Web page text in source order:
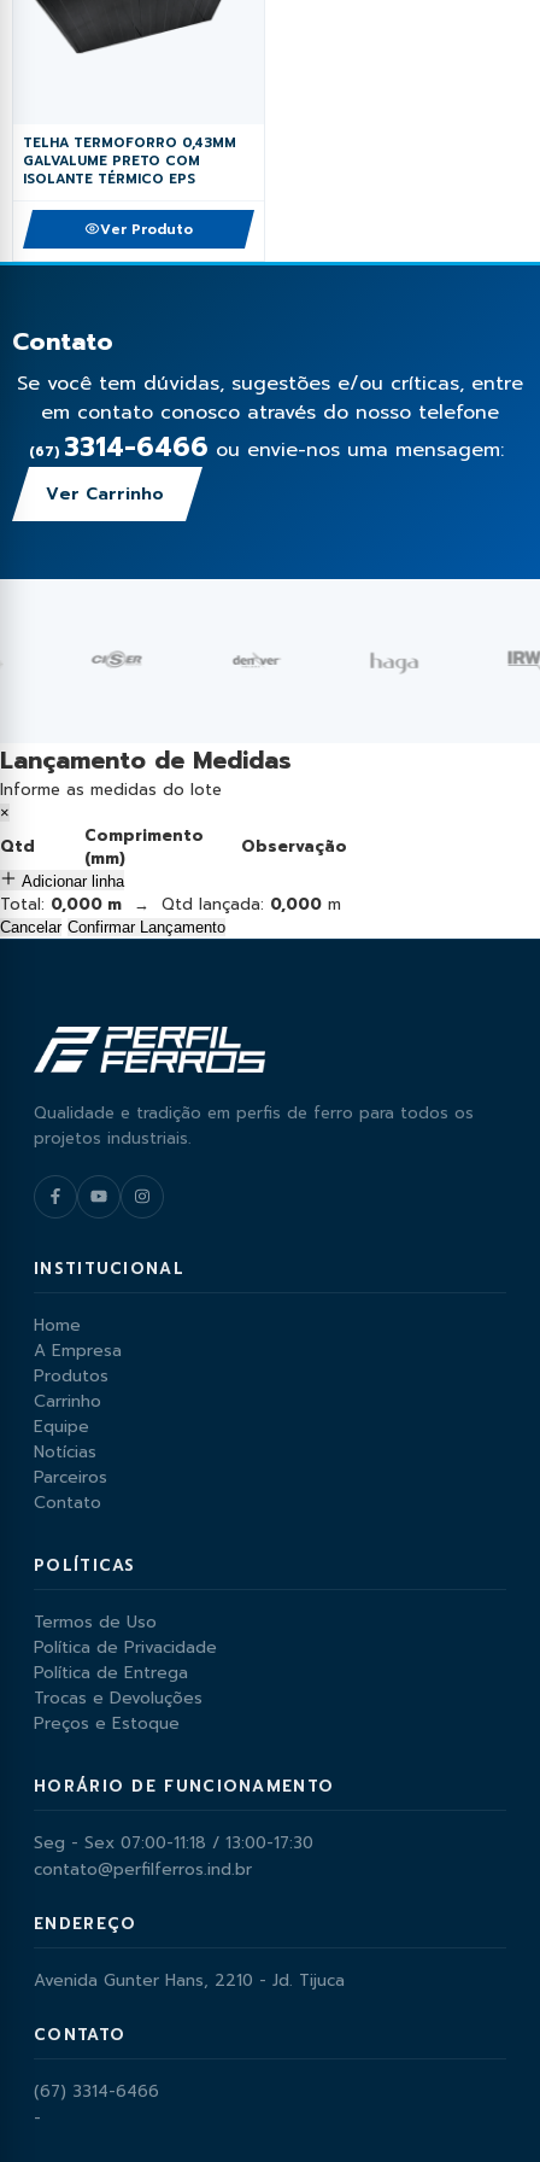
TELHA TERMOFORRO 0,43MM
GALVALUME PRETO COM
ISOLANTE TÉRMICO EPS
Ver Produto
Contato
Se você tem dúvidas, sugestões e/ou críticas, entre
em contato conosco através do nosso telefone
(67) 3314-6466 ou envie-nos uma mensagem:
Ver Carrinho
Lançamento de Medidas
Informe as medidas do lote
×
Qtd
Comprimento
(mm)
Observação
Adicionar linha
Total: 0,000 m → Qtd lançada: 0,000 m
Cancelar Confirmar Lançamento
Qualidade e tradição em perfis de ferro para todos os
projetos industriais.
INSTITUCIONAL
Home
A Empresa
Produtos
Carrinho
Equipe
Notícias
Parceiros
Contato
POLÍTICAS
Termos de Uso
Política de Privacidade
Política de Entrega
Trocas e Devoluções
Preços e Estoque
HORÁRIO DE FUNCIONAMENTO
Seg - Sex 07:00-11:18 / 13:00-17:30
contato@perfilferros.ind.br
ENDEREÇO
Avenida Gunter Hans, 2210 - Jd. Tijuca
CONTATO
(67) 3314-6466
-